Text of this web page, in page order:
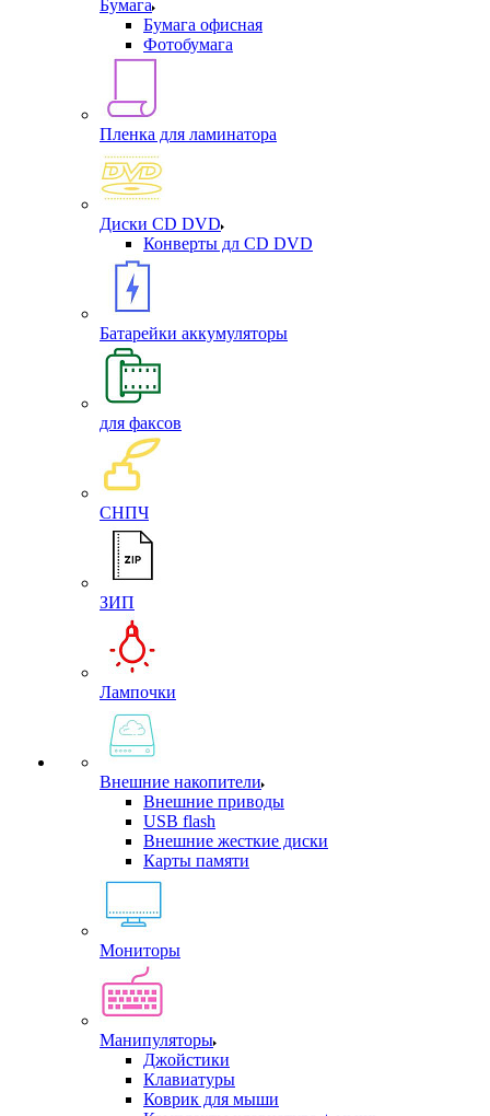
Бумага
Бумага офисная
Фотобумага
Пленка для ламинатора
Диски CD DVD
Конверты дл CD DVD
Батарейки аккумуляторы
для факсов
СНПЧ
ЗИП
Лампочки
Внешние накопители
Внешние приводы
USB flash
Внешние жесткие диски
Карты памяти
Мониторы
Манипуляторы
Джойстики
Клавиатуры
Коврик для мыши